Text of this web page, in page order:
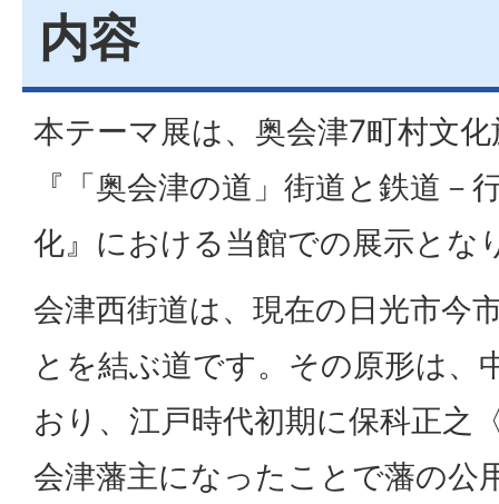
内容
本テーマ展は、奥会津7町村文
『「奥会津の道」街道と鉄道－
化』における当館での展示とな
会津西街道は、現在の日光市今
とを結ぶ道です。その原形は、
おり、江戸時代初期に保科正之
会津藩主になったことで藩の公